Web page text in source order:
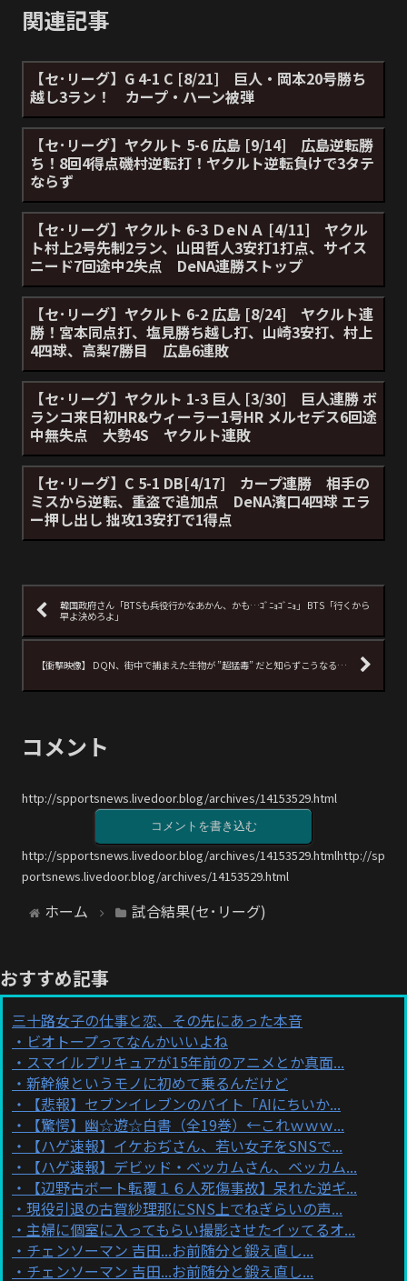
関連記事
【セ･リーグ】G 4-1 C [8/21] 巨人・岡本20号勝ち
越し3ラン！ カープ・ハーン被弾
【セ･リーグ】ヤクルト 5-6 広島 [9/14] 広島逆転勝
ち！8回4得点磯村逆転打！ヤクルト逆転負けで3タテ
ならず
【セ･リーグ】ヤクルト 6-3 ＤeＮＡ [4/11] ヤクル
ト村上2号先制2ラン、山田哲人3安打1打点、サイス
ニード7回途中2失点 DeNA連勝ストップ
【セ･リーグ】ヤクルト 6-2 広島 [8/24] ヤクルト連
勝！宮本同点打、塩見勝ち越し打、山崎3安打、村上
4四球、高梨7勝目 広島6連敗
【セ･リーグ】ヤクルト 1-3 巨人 [3/30] 巨人連勝 ボ
ランコ来日初HR&ウィーラー1号HR メルセデス6回途
中無失点 大勢4S ヤクルト連敗
【セ･リーグ】C 5-1 DB[4/17] カープ連勝 相手の
ミスから逆転、重盗で追加点 DeNA濱口4四球 エラ
ー押し出し 拙攻13安打で1得点
韓国政府さん「BTSも兵役行かなあかん、かも…ｺﾞﾆｮｺﾞﾆｮ」 BTS「行くから
早よ決めろよ」
【衝撃映像】 DQN、街中で捕まえた生物が ”超猛毒” だと知らずこうなる…
コメント
http://spportsnews.livedoor.blog/archives/14153529.html
コメントを書き込む
http://spportsnews.livedoor.blog/archives/14153529.htmlhttp://sp
portsnews.livedoor.blog/archives/14153529.html
ホーム 試合結果(セ･リーグ)
おすすめ記事
三十路女子の仕事と恋、その先にあった本音
ビオトープってなんかいいよね
スマイルプリキュアが15年前のアニメとか真面...
新幹線というモノに初めて乗るんだけど
【悲報】セブンイレブンのバイト「AIにちいか...
【驚愕】幽☆遊☆白書（全19巻）←これｗｗｗ...
【ハゲ速報】イケおぢさん、若い女子をSNSで...
【ハゲ速報】デビッド・ベッカムさん、ベッカム...
【辺野古ボート転覆１６人死傷事故】呆れた逆ギ...
現役引退の古賀紗理那にSNS上でねぎらいの声...
主婦に個室に入ってもらい撮影させたイッてるオ...
チェンソーマン 吉田...お前随分と鍛え直し...
チェンソーマン 吉田...お前随分と鍛え直し...